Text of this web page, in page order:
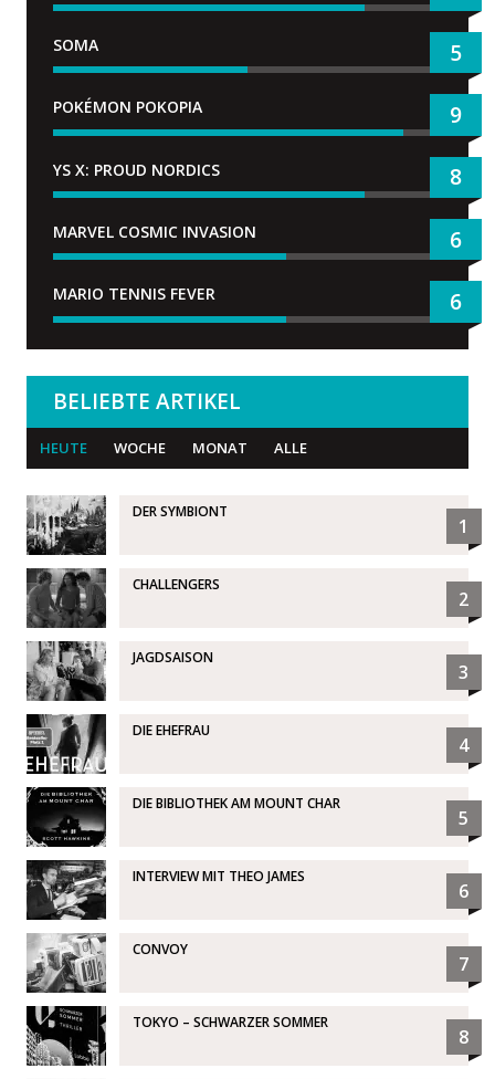
SOMA 5
POKÉMON POKOPIA 9
YS X: PROUD NORDICS 8
MARVEL COSMIC INVASION 6
MARIO TENNIS FEVER 6
BELIEBTE ARTIKEL
HEUTE WOCHE MONAT ALLE
DER SYMBIONT
1
CHALLENGERS
2
JAGDSAISON
3
DIE EHEFRAU
4
DIE BIBLIOTHEK AM MOUNT CHAR
5
INTERVIEW MIT THEO JAMES
6
CONVOY
7
TOKYO – SCHWARZER SOMMER
8